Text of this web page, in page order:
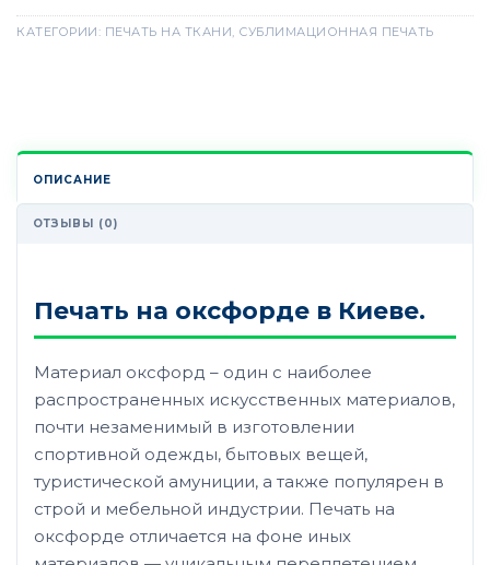
КАТЕГОРИИ: ПЕЧАТЬ НА ТКАНИ, СУБЛИМАЦИОННАЯ ПЕЧАТЬ
ОПИСАНИЕ
ОТЗЫВЫ (0)
Печать на оксфорде в Киеве.
Материал оксфорд – один с наиболее
распространенных искусственных материалов,
почти незаменимый в изготовлении
спортивной одежды, бытовых вещей,
туристической амуниции, а также популярен в
строй и мебельной индустрии. Печать на
оксфорде отличается на фоне иных